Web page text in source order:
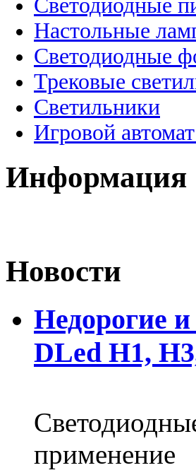
Светодиодные
Настольные
Светодиодные
Трековые
Светильники
Игровой
Информация
Новости
Недорогие
DLed Н1,